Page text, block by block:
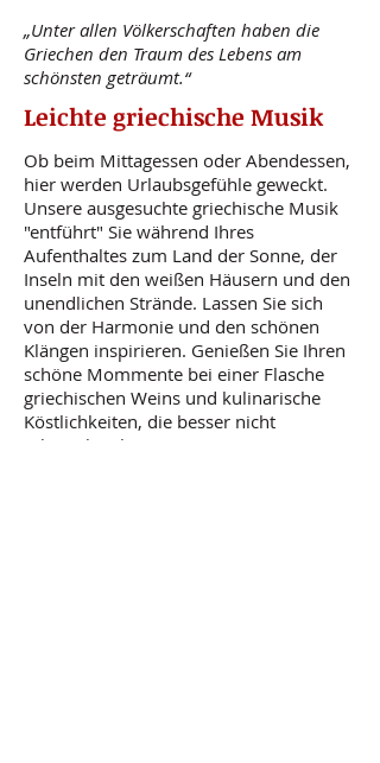
„Unter allen Völkerschaften haben die
Griechen den Traum des Lebens am
schönsten geträumt.“
Leichte griechische Musik
Ob beim Mittagessen oder Abendessen,
hier werden Urlaubsgefühle geweckt.
Unsere ausgesuchte griechische Musik
"entführt" Sie während Ihres
Aufenthaltes zum Land der Sonne, der
Inseln mit den weißen Häusern und den
unendlichen Strände. Lassen Sie sich
von der Harmonie und den schönen
Klängen inspirieren. Genießen Sie Ihren
schöne Mommente bei einer Flasche
griechischen Weins und kulinarische
Köstlichkeiten, die besser nicht
schmecken können.